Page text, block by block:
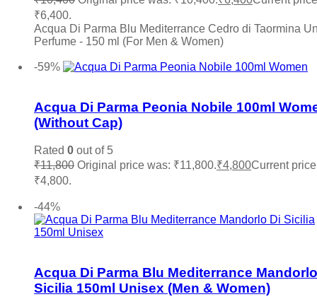
Ministry Of Oud(0)
Missoni
Mocemsa(0)
Mont Blanc(0)
Montale
Moschino(0)
Narciso Rodriguez(0)
Nautica(0)
Nefarious(0)
Nina Ricci (0)
Nishane
(0)
Oud Arabia Dudai
Paco Rabanne
Parfums De Marly
Paris Hilton(0)
PDM(0)
Prada(0)
Quatre(0)
₹6,400.
Acqua Di Parma Blu Mediterrance Cedro di Taormina
Perfume - 150 ml (For Men & Women)
-59%
Acqua Di Parma Peonia Nobile 100ml
(Without Cap)
Rated 0 out of 5
₹11,800 Original price was: ₹11,800.₹4,800Current
₹4,800.
-44%
Acqua Di Parma Blu Mediterrance
Sicilia 150ml Unisex (Men & Women)